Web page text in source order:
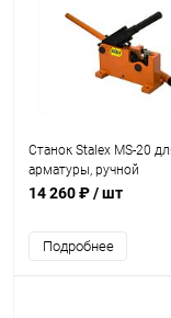
Станок Stalex MS-20
арматуры, ручной
14 260 ₽/ шт
Подробнее